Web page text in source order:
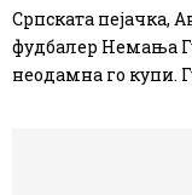
Српската пејачка,
фудбалер Немања
неодамна го купи.